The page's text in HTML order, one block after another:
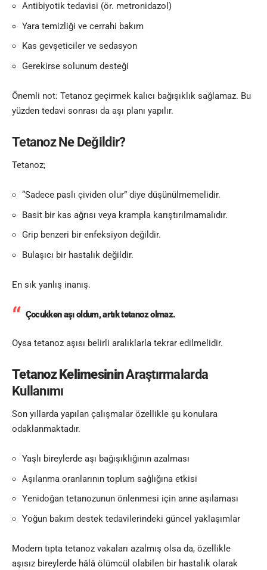
Antibiyotik tedavisi (ör. metronidazol)
Yara temizliği ve cerrahi bakım
Kas gevşeticiler ve sedasyon
Gerekirse solunum desteği
Önemli not: Tetanoz geçirmek kalıcı bağışıklık sağlamaz. Bu
yüzden tedavi sonrası da aşı planı yapılır.
Tetanoz Ne Değildir?
Tetanoz;
“Sadece paslı çividen olur” diye düşünülmemelidir.
Basit bir kas ağrısı veya krampla karıştırılmamalıdır.
Grip benzeri bir enfeksiyon değildir.
Bulaşıcı bir hastalık değildir.
En sık yanlış inanış.
Çocukken aşı oldum, artık tetanoz olmaz.
Oysa tetanoz aşısı belirli aralıklarla tekrar edilmelidir.
Tetanoz KelimesininAraştırmalarda
Kullanımı
Son yıllarda yapılan çalışmalar özellikle şu konulara
odaklanmaktadır.
Yaşlı bireylerde aşı bağışıklığının azalması
Aşılanma oranlarının toplum sağlığına etkisi
Yenidoğan tetanozunun önlenmesi için anne aşılaması
Yoğun bakım destek tedavilerindeki güncel yaklaşımlar
Modern tıpta tetanoz vakaları azalmış olsa da, özellikle
aşısız bireylerde hâlâ ölümcül olabilen bir hastalık olarak